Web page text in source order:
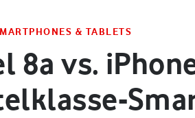
& TABLETS
8a vs.